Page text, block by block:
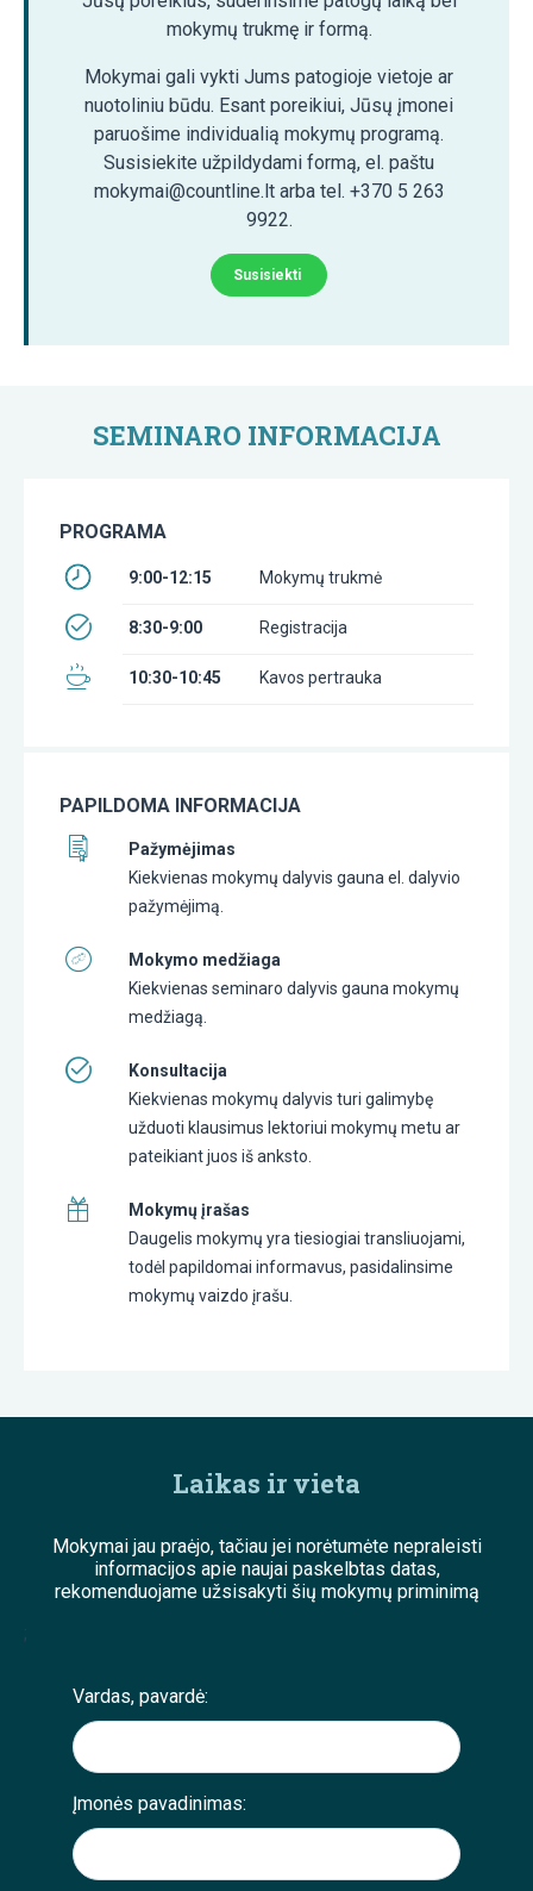
mokymų trukmę ir formą.
Mokymai gali vykti Jums patogioje vietoje ar
nuotoliniu būdu. Esant poreikiui, Jūsų įmonei
paruošime individualią mokymų programą.
Susisiekite užpildydami formą, el. paštu
mokymai@countline.lt arba tel. +370 5 263
9922.
Susisiekti
SEMINARO INFORMACIJA
PROGRAMA
9:00-12:15 Mokymų trukmė
8:30-9:00 Registracija
10:30-10:45 Kavos pertrauka
PAPILDOMA INFORMACIJA
Pažymėjimas
Kiekvienas mokymų dalyvis gauna el. dalyvio
pažymėjimą.
Mokymo medžiaga
Kiekvienas seminaro dalyvis gauna mokymų
medžiagą.
Konsultacija
Kiekvienas mokymų dalyvis turi galimybę
užduoti klausimus lektoriui mokymų metu ar
pateikiant juos iš anksto.
Mokymų įrašas
Daugelis mokymų yra tiesiogiai transliuojami,
todėl papildomai informavus, pasidalinsime
mokymų vaizdo įrašu.
Laikas ir vieta
Mokymai jau praėjo, tačiau jei norėtumėte nepraleisti
informacijos apie naujai paskelbtas datas,
rekomenduojame užsisakyti šių mokymų priminimą
;
Vardas, pavardė:
Įmonės pavadinimas: